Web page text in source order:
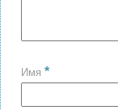
Имя *